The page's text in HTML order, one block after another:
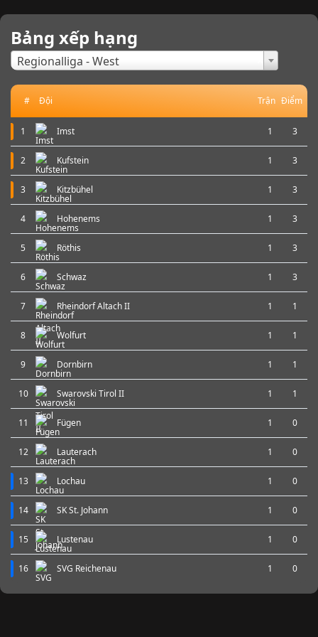
Bảng xếp hạng
Regionalliga - West
# Đội Trận Điểm
1 Imst 1 3
2 Kufstein 1 3
3 Kitzbühel 1 3
4 Hohenems 1 3
5 Röthis 1 3
6 Schwaz 1 3
7 Rheindorf Altach II 1 1
8 Wolfurt 1 1
9 Dornbirn 1 1
10 Swarovski Tirol II 1 1
11 Fügen 1 0
12 Lauterach 1 0
13 Lochau 1 0
14 SK St. Johann 1 0
15 Lustenau 1 0
16 SVG Reichenau 1 0